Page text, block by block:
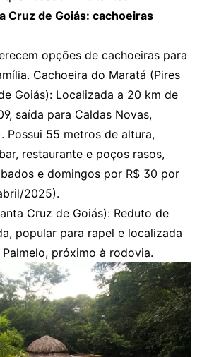
Cruz de Goiás: cachoeiras
opções de cachoeiras para
Cachoeira do Maratá (Pires
Goiás): Localizada a 20 km de
saída para Caldas Novas,
Possui 55 metros de altura,
restaurante e poços rasos,
e domingos por R$ 30 por
2025).
Cruz de Goiás): Reduto de
popular para rapel e localizada
próximo à rodovia.